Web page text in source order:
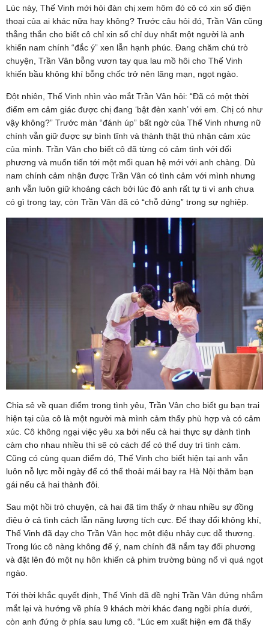
Lúc này, Thế Vinh mới hỏi đàn chị xem hôm đó cô có xin số điện
thoại của ai khác nữa hay không? Trước câu hỏi đó, Trần Vân cũng
thẳng thắn cho biết cô chỉ xin số chỉ duy nhất một người là anh
khiến nam chính “đắc ý” xen lẫn hạnh phúc. Đang chăm chú trò
chuyện, Trần Vân bỗng vươn tay qua lau mồ hôi cho Thế Vinh
khiến bầu không khí bỗng chốc trở nên lãng mạn, ngọt ngào.
Đột nhiên, Thế Vinh nhìn vào mắt Trần Vân hỏi: “Đã có một thời
điểm em cảm giác được chị đang ‘bật đèn xanh’ với em. Chị có như
vậy không?” Trước màn “đánh úp” bất ngờ của Thế Vinh nhưng nữ
chính vẫn giữ được sự bình tĩnh và thành thật thú nhận cảm xúc
của mình. Trần Vân cho biết cô đã từng có cảm tình với đối
phương và muốn tiến tới một mối quan hệ mới với anh chàng. Dù
nam chính cảm nhận được Trần Vân có tình cảm với mình nhưng
anh vẫn luôn giữ khoảng cách bởi lúc đó anh rất tự ti vì anh chưa
có gì trong tay, còn Trần Vân đã có “chỗ đứng” trong sự nghiệp.
Chia sẻ về quan điểm trong tình yêu, Trần Vân cho biết gu bạn trai
hiện tại của cô là một người mà mình cảm thấy phù hợp và có cảm
xúc. Cô không ngại việc yêu xa bởi nếu cả hai thực sự dành tình
cảm cho nhau nhiều thì sẽ có cách để có thể duy trì tình cảm.
Cũng có cùng quan điểm đó, Thế Vinh cho biết hiện tại anh vẫn
luôn nỗ lực mỗi ngày để có thể thoải mái bay ra Hà Nội thăm bạn
gái nếu cả hai thành đôi.
Sau một hồi trò chuyện, cả hai đã tìm thấy ở nhau nhiều sự đồng
điệu ở cả tình cách lẫn năng lượng tích cực. Để thay đổi không khí,
Thế Vinh đã dạy cho Trần Vân học một điệu nhảy cực dễ thương.
Trong lúc cô nàng không để ý, nam chính đã nắm tay đối phương
và đặt lên đó một nụ hôn khiến cả phim trường bùng nổ vì quá ngọt
ngào.
Tới thời khắc quyết định, Thế Vinh đã đề nghị Trần Vân đứng nhắm
mắt lại và hướng về phía 9 khách mời khác đang ngồi phía dưới,
còn anh đứng ở phía sau lưng cô. “Lúc em xuất hiện em đã thấy